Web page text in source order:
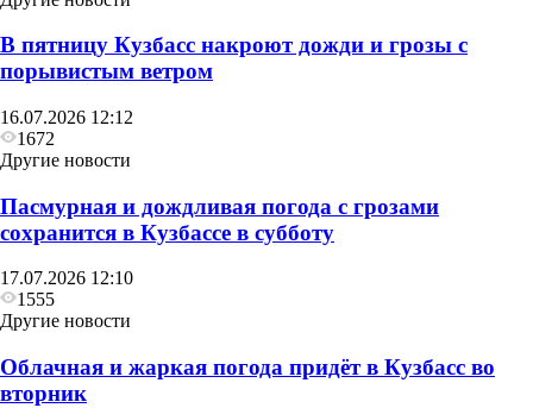
В пятницу Кузбасс накроют дожди и грозы с
порывистым ветром
16.07.2026 12:12
1672
Другие новости
Пасмурная и дождливая погода с грозами
сохранится в Кузбассе в субботу
17.07.2026 12:10
1555
Другие новости
Облачная и жаркая погода придёт в Кузбасс во
вторник